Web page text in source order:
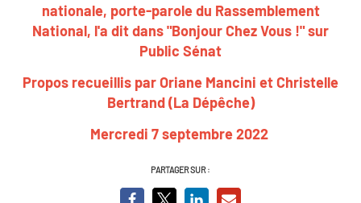
nationale, porte-parole du Rassemblement
National, l'a dit dans "Bonjour Chez Vous !" sur
Public Sénat
Propos recueillis par Oriane Mancini et Christelle
Bertrand (La Dépêche)
Mercredi 7 septembre 2022
PARTAGER SUR :